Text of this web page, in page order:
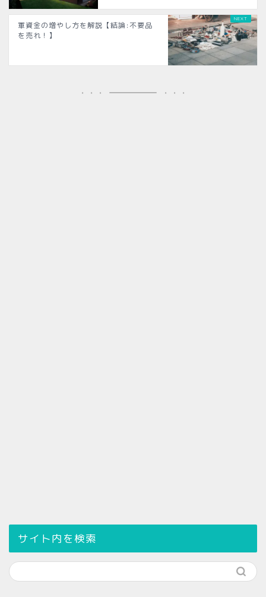
軍資金の増やし方を解説【結論:不要品
を売れ！】
サイト内を検索